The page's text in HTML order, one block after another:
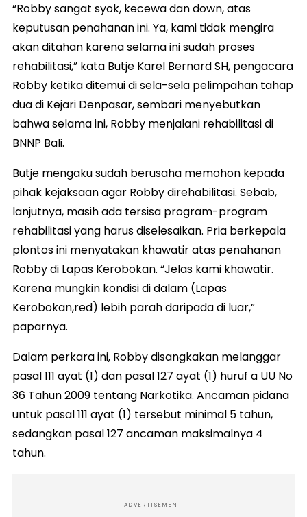
“Robby sangat syok, kecewa dan down, atas
keputusan penahanan ini. Ya, kami tidak mengira
akan ditahan karena selama ini sudah proses
rehabilitasi,” kata Butje Karel Bernard SH, pengacara
Robby ketika ditemui di sela-sela pelimpahan tahap
dua di Kejari Denpasar, sembari menyebutkan
bahwa selama ini, Robby menjalani rehabilitasi di
BNNP Bali.
‎Butje mengaku sudah berusaha memohon kepada
pihak kejaksaan agar Robby direhabilitasi. Sebab,
lanjutnya, masih ada tersisa program-program
rehabilitasi yang harus diselesaikan. Pria berkepala
plontos ini menyatakan khawatir atas penahanan
Robby di Lapas Kerobokan. “Jelas kami khawatir.
Karena mungkin kondisi di dalam (Lapas
Kerobokan,red) lebih parah daripada di luar,”
paparnya.
Dalam perkara ini, Robby disangkakan melanggar
pasal 111 ayat (1) dan pasal 127 ayat (1) huruf a UU No
36 Tahun 2009 tentang Narkotika. Ancaman pidana
untuk pasal 111 ayat (1) tersebut minimal 5 tahun,
sedangkan pasal 127 ancaman maksimalnya 4
tahun.
ADVERTISEMENT